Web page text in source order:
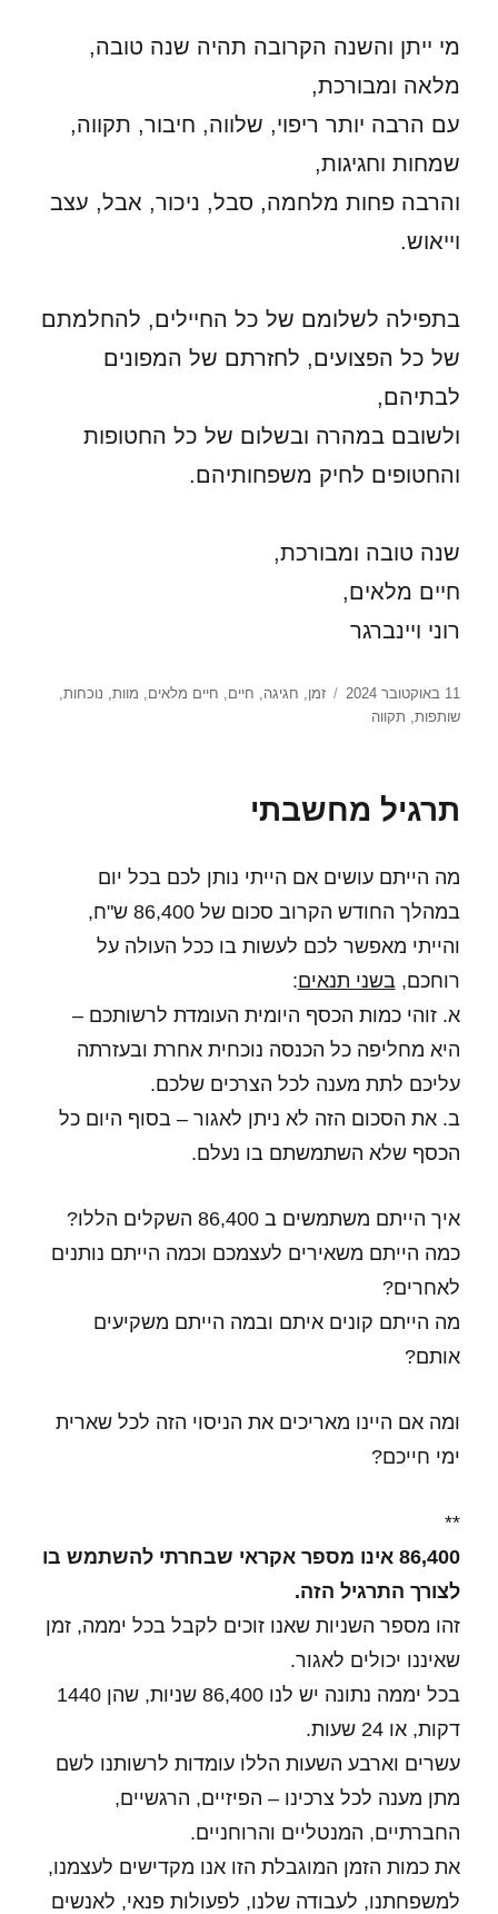
מי ייתן והשנה הקרובה תהיה שנה טובה,
מלאה ומבורכת,
עם הרבה יותר ריפוי, שלווה, חיבור, תקווה,
שמחות וחגיגות,
והרבה פחות מלחמה, סבל, ניכור, אבל, עצב
וייאוש.
בתפילה לשלומם של כל החיילים, להחלמתם
של כל הפצועים, לחזרתם של המפונים
לבתיהם,
ולשובם במהרה ובשלום של כל החטופות
והחטופים לחיק משפחותיהם.
שנה טובה ומבורכת,
חיים מלאים,
רוני ויינברגר
פורסם
בתאריך
11 באוקטובר 2024 תגיות
זמן, חגיגה, חיים, חיים מלאים, מוות, נוכחות,
שותפות, תקווה
תרגיל מחשבתי
מה הייתם עושים אם הייתי נותן לכם בכל יום
במהלך החודש הקרוב סכום של 86,400 ש"ח,
והייתי מאפשר לכם לעשות בו ככל העולה על
רוחכם,בשני תנאים:
א. זוהי כמות הכסף היומית העומדת לרשותכם –
היא מחליפה כל הכנסה נוכחית אחרת ובעזרתה
עליכם לתת מענה לכל הצרכים שלכם.
ב. את הסכום הזה לא ניתן לאגור – בסוף היום כל
הכסף שלא השתמשתם בו נעלם.
איך הייתם משתמשים ב 86,400 השקלים הללו?
כמה הייתם משאירים לעצמכם וכמה הייתם נותנים
לאחרים?
מה הייתם קונים איתם ובמה הייתם משקיעים
אותם?
ומה אם היינו מאריכים את הניסוי הזה לכל שארית
ימי חייכם?
**
86,400 אינו מספר אקראי שבחרתי להשתמש בו
לצורך התרגיל הזה.
זהו מספר השניות שאנו זוכים לקבל בכל יממה, זמן
שאיננו יכולים לאגור.
בכל יממה נתונה יש לנו 86,400 שניות, שהן 1440
דקות, או 24 שעות.
עשרים וארבע השעות הללו עומדות לרשותנו לשם
מתן מענה לכל צרכינו – הפיזיים, הרגשיים,
החברתיים, המנטליים והרוחניים.
את כמות הזמן המוגבלת הזו אנו מקדישים לעצמנו,
למשפחתנו, לעבודה שלנו, לפעולות פנאי, לאנשים